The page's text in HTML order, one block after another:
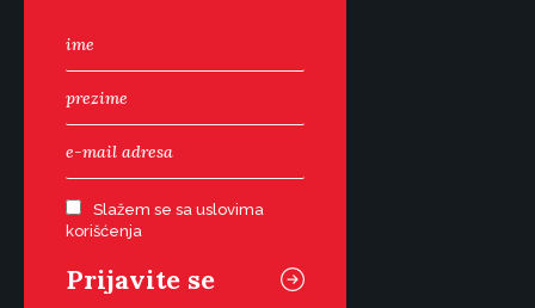
Slažem se sa uslovima
korišćenja